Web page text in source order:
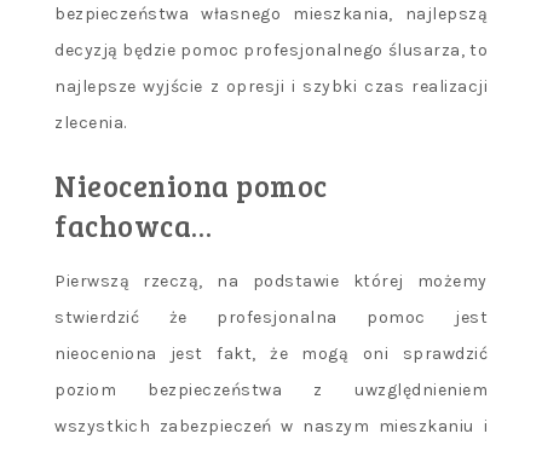
bezpieczeństwa własnego mieszkania, najlepszą
decyzją będzie pomoc profesjonalnego ślusarza, to
najlepsze wyjście z opresji i szybki czas realizacji
zlecenia.
Nieoceniona pomoc
fachowca…
Pierwszą rzeczą, na podstawie której możemy
stwierdzić że profesjonalna pomoc jest
nieoceniona jest fakt, że mogą oni sprawdzić
poziom bezpieczeństwa z uwzględnieniem
wszystkich zabezpieczeń w naszym mieszkaniu i